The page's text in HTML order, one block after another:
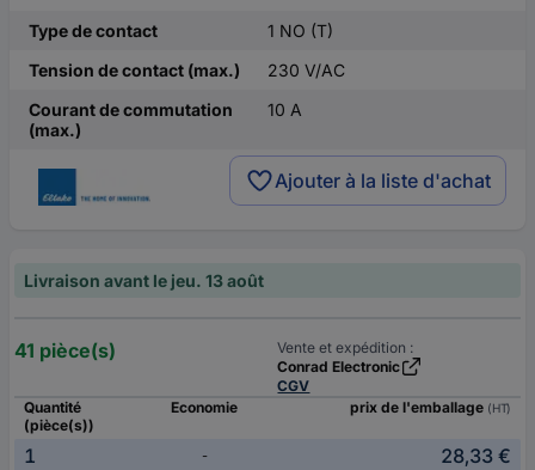
Type de contact
1 NO (T)
Tension de contact (max.)
230 V/AC
Courant de commutation
(max.)
10 A
Ajouter à la liste d'achat
Livraison avant le jeu. 13 août
41 pièce(s)
Vente et expédition :
Conrad Electronic
CGV
Quantité
(pièce(s))
Economie prix de l'emballage (HT)
1 -
28,33 €